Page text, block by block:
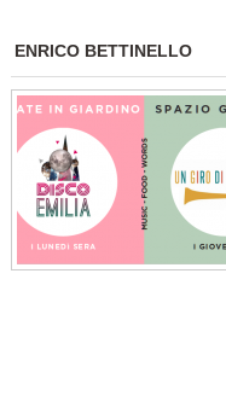
ENRICO BETTINELLO